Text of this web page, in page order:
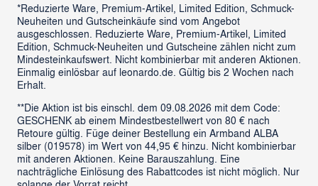
*Reduzierte Ware, Premium-Artikel, Limited Edition, Schmuck-
Neuheiten und Gutscheinkäufe sind vom Angebot
ausgeschlossen. Reduzierte Ware, Premium-Artikel, Limited
Edition, Schmuck-Neuheiten und Gutscheine zählen nicht zum
Mindesteinkaufswert. Nicht kombinierbar mit anderen Aktionen.
Einmalig einlösbar auf leonardo.de. Gültig bis 2 Wochen nach
Erhalt.
**Die Aktion ist bis einschl. dem 09.08.2026 mit dem Code:
GESCHENK ab einem Mindestbestellwert von 80 € nach
Retoure gültig. Füge deiner Bestellung ein Armband ALBA
silber (019578) im Wert von 44,95 € hinzu. Nicht kombinierbar
mit anderen Aktionen. Keine Barauszahlung. Eine
nachträgliche Einlösung des Rabattcodes ist nicht möglich. Nur